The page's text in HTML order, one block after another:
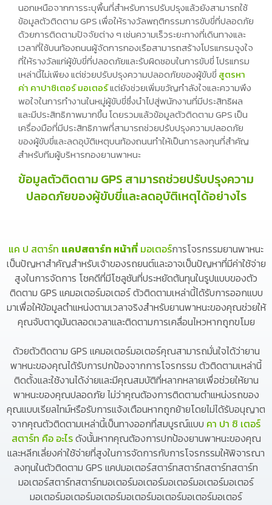
นอกเหนือจากการระบุพื้นที่สำหรับการปรับปรุงแล้วยังสามารถใช้
ข้อมูลตัวติดตาม GPS เพื่อให้รางวัลพฤติกรรมการขับขี่ที่ปลอดภัย
ด้วยการติดตามปัจจัยต่าง ๆ เช่นความเร็วระยะทางที่เดินทางและ
เวลาที่ใช้บนท้องถนนผู้จัดการกองเรือสามารถสร้างโปรแกรมจูงใจ
ที่ให้รางวัลแก่ผู้ขับขี่ที่ปลอดภัยและรับผิดชอบในการขับขี่ โปรแกรม
เหล่านี้ไม่เพียง แต่ช่วยปรับปรุงความปลอดภัยของผู้ขับขี่ สูตรหา
ค่า คาปาซิเตอร์ มอเตอร์แต่ยังช่วยเพิ่มขวัญกำลังใจและความพึง
พอใจในการทำงานในหมู่ผู้ขับขี่ซึ่งนำไปสู่พนักงานที่มีประสิทธิผล
และมีประสิทธิภาพมากขึ้น โดยรวมแล้วข้อมูลตัวติดตาม GPS เป็น
เครื่องมือที่มีประสิทธิภาพที่สามารถช่วยปรับปรุงความปลอดภัย
ของผู้ขับขี่และลดอุบัติเหตุบนท้องถนนทำให้เป็นการลงทุนที่สำคัญ
สำหรับทีมผู้บริหารกองยานพาหนะ
ข้อมูลตัวติดตาม GPS สามารถช่วยปรับปรุงความ
ปลอดภัยของผู้ขับขี่และลดอุบัติเหตุได้อย่างไร
แค ป สตาร์ท แคปสตาร์ท หน้าที่ มอเตอร์การโจรกรรมยานพาหนะ
เป็นปัญหาสำคัญสำหรับเจ้าของรถยนต์และอาจเป็นปัญหาที่มีค่าใช้จ่าย
สูงในการจัดการ โชคดีที่มีโซลูชันที่ประหยัดต้นทุนในรูปแบบของตัว
ติดตาม GPS แคมอเตอร์มอเตอร์ ตัวติดตามเหล่านี้ได้รับการออกแบบ
มาเพื่อให้ข้อมูลตำแหน่งตามเวลาจริงสำหรับยานพาหนะของคุณช่วยให้
คุณจับตาดูมันตลอดเวลาและติดตามการเคลื่อนไหวหากถูกขโมย
ด้วยตัวติดตาม GPS แคมอเตอร์มอเตอร์คุณสามารถมั่นใจได้ว่ายาน
พาหนะของคุณได้รับการปกป้องจากการโจรกรรม ตัวติดตามเหล่านี้
ติดตั้งและใช้งานได้ง่ายและมีคุณสมบัติที่หลากหลายเพื่อช่วยให้ยาน
พาหนะของคุณปลอดภัย ไม่ว่าคุณต้องการติดตามตำแหน่งรถของ
คุณแบบเรียลไทม์หรือรับการแจ้งเตือนหากถูกย้ายโดยไม่ได้รับอนุญาต
จากคุณตัวติดตามเหล่านี้เป็นทางออกที่สมบูรณ์แบบ คา ปา ซิ เตอร์
สตาร์ท คือ อะไรดังนั้นหากคุณต้องการปกป้องยานพาหนะของคุณ
และหลีกเลี่ยงค่าใช้จ่ายที่สูงในการจัดการกับการโจรกรรมให้พิจารณา
ลงทุนในตัวติดตาม GPS แคปมอเตอร์สตาร์ทสตาร์ทสตาร์ทสตาร์ท
มอเตอร์สตาร์ทสตาร์ทมอเตอร์มอเตอร์มอเตอร์มอเตอร์มอเตอร์
มอเตอร์มอเตอร์มอเตอร์มอเตอร์มอเตอร์มอเตอร์มอเตอร์